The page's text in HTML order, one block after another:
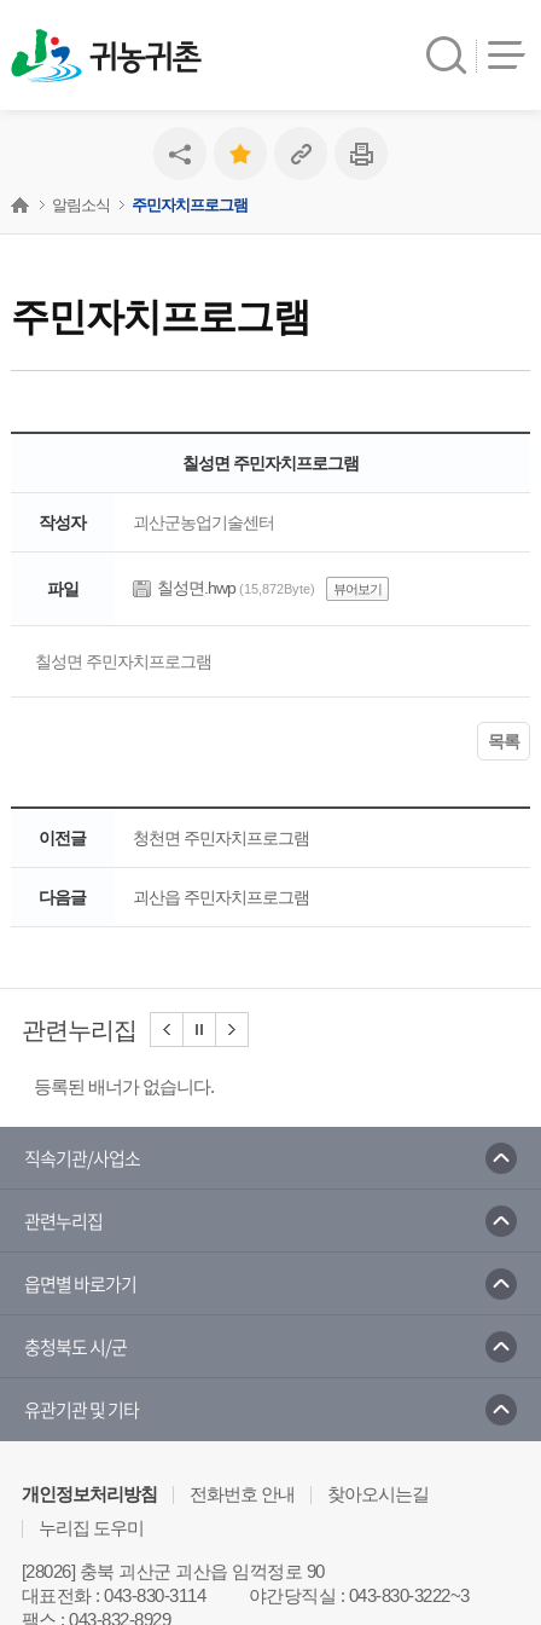
귀농귀촌
주민자치프로그램
알림소식 주민자치프로그램
칠성면 주민자치프로그램
작성자 괴산군농업기술센터
파일 칠성면.hwp (15,872Byte) 뷰어보기
칠성면 주민자치프로그램
목록
이전글 청천면 주민자치프로그램
다음글 괴산읍 주민자치프로그램
관련누리집
등록된 배너가 없습니다.
직속기관/사업소
관련누리집
읍면별 바로가기
충청북도 시/군
유관기관 및 기타
개인정보처리방침 전화번호 안내
찾아오시는길
누리집 도우미
[28026] 충북 괴산군 괴산읍 임꺽정로 90
대표전화:043-830-3114 야간당직실 : 043-830-3222~3
팩스 :043-832-8929